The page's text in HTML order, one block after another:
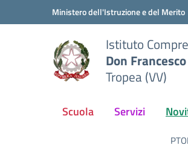
Vai ai contenuti
Vai al menu di navigazioneMinistero dell'Istruzione e del Merito
Istituto
Don
Tropea (VV)
Scuola Servizi